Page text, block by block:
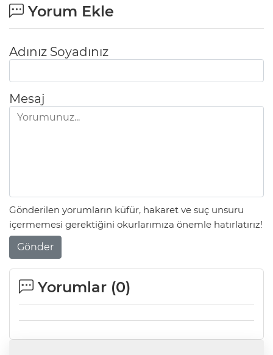
Yorum Ekle
Adınız Soyadınız
Mesaj
Gönderilen yorumların küfür, hakaret ve suç unsuru
içermemesi gerektiğini okurlarımıza önemle hatırlatırız!
Gönder
Yorumlar (0)